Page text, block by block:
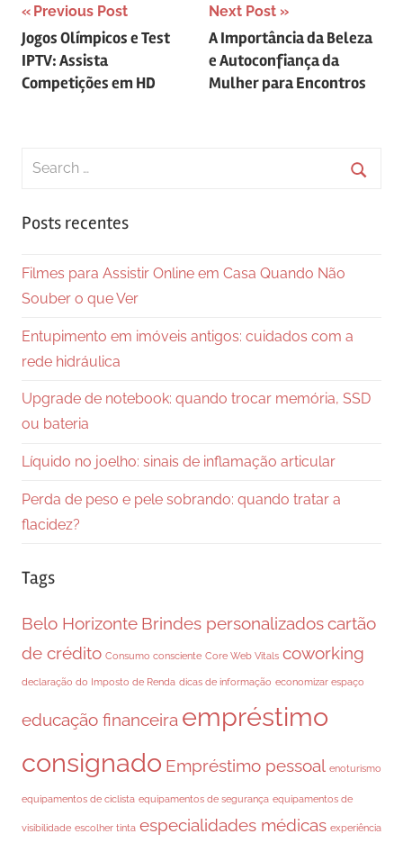
Navegação
de
Post
Previous Post
Jogos Olímpicos e Test
IPTV: Assista
Competições em HD
Next Post
A Importância da Beleza
e Autoconfiança da
Mulher para Encontros
Search
Posts recentes
Filmes para Assistir Online em Casa Quando Não
Souber o que Ver
Entupimento em imóveis antigos: cuidados com a
rede hidráulica
Upgrade de notebook: quando trocar memória, SSD
ou bateria
Líquido no joelho: sinais de inflamação articular
Perda de peso e pele sobrando: quando tratar a
flacidez?
Tags
Belo Horizonte Brindes personalizadoscartão
de crédito Consumo consciente Core Web Vitals coworking
declaração do Imposto de Renda dicas de informação economizar espaço
educação financeira empréstimo
consignado Empréstimo pessoal enoturismo
equipamentos de ciclista equipamentos de segurança equipamentos de
visibilidade escolher tinta especialidades médicas experiência